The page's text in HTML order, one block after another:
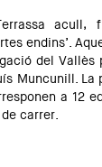
acull,
endins’.
del Vallès
Muncunill. La
a 12
carrer.